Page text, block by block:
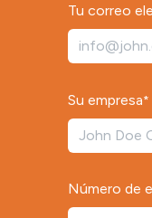
Tu correo
Su empresa*
Número de